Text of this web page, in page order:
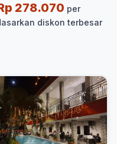
278.070 per
diskon terbesar